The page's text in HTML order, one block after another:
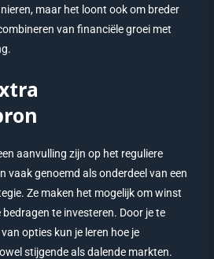
maar het loont ook om breder
van financiële groei met
aanvulling zijn op het reguliere
vaak genoemd als onderdeel van een
Ze maken het mogelijk om winst
te investeren. Door je te
opties kun je leren hoe je
stijgende als dalende markten.